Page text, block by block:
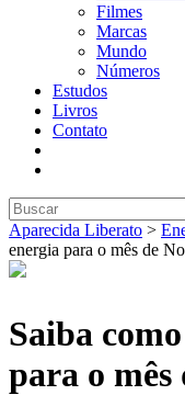
Filmes
Marcas
Mundo
Números
Estudos
Livros
Contato
Aparecida Liberato >
energia para o mês de
Saiba
para o mês